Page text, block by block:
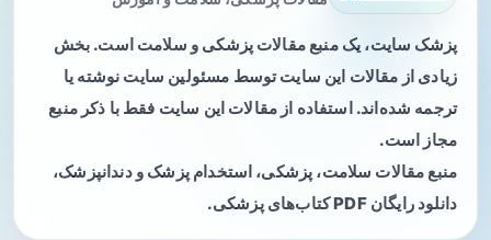
پزشک سایت، یک منبع مقالات پزشکی و سلامت است. بخش
زیادی از مقالات این سایت توسط مسئولین سایت نوشته یا
ترجمه شده‌اند. استفاده از مقالات این سایت فقط با ذکر منبع
مجاز است.
منبع مقالات سلامت، پزشکی، استخدام پزشک و دندانپزشک،
دانلود رایگان PDF کتاب‌های پزشکی.